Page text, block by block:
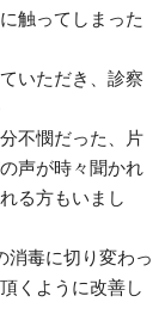
触ってしまった
いただき、診察
不憫だった、片
声が時々聞かれ
る方もいまし
消毒に切り変わっ
くように改善し